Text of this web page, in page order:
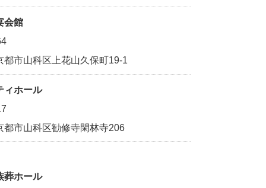
会館
都市山科区上花山久保町19-1
ィホール
都市山科区勧修寺閑林寺206
葬ホール